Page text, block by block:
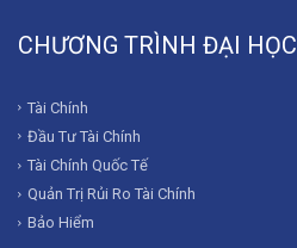
CHƯƠNG TRÌNH ĐẠI HỌC
Tài Chính
Đầu Tư Tài Chính
Tài Chính Quốc Tế
Quản Trị Rủi Ro Tài Chính
Bảo Hiểm